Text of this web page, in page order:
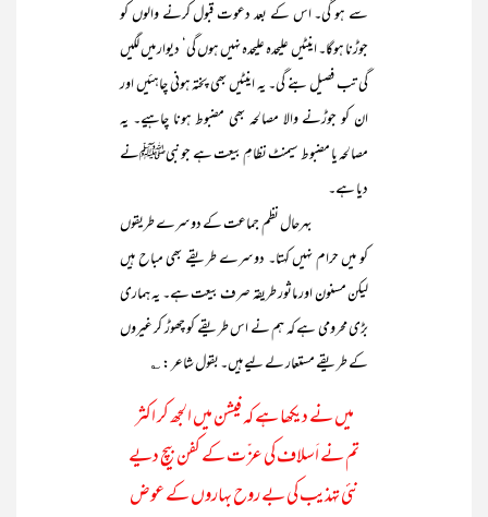
سے ہو گی۔ اس کے بعد دعوت قبول کرنے والوں کو
جوڑنا ہوگا۔ اینٹیں علیحدہ علیحدہ نہیں ہوں گی‘ دیوار میں لگیں
گی تب فصیل بنے گی۔ یہ اینٹیں بھی پختہ ہونی چاہئیں اور
ان کو جوڑنے والا مصالحہ بھی مضبوط ہونا چاہیے۔ یہ
مصالحہ یا مضبوط سیمنٹ نظامِ بیعت ہے جو نبیﷺنے
دیا ہے۔
بہرحال نظم جماعت کے دوسرے طریقوں
کو میں حرام نہیں کہتا۔ دوسرے طریقے بھی مباح ہیں
لیکن مسنون اور ماثور طریقہ صرف بیعت ہے۔ یہ ہماری
بڑی محرومی ہے کہ ہم نے اس طریقے کو چھوڑ کر غیروں
کے طریقے مستعار لے لیے ہیں۔ بقول شاعر : ؎
میں نے دیکھا ہے کہ فیشن میں الجھ کر اکثر
تم نے اَسلاف کی عز ّت کے کفن بیچ دیے
نئی تہذیب کی بے روح بہاروں کے عوض